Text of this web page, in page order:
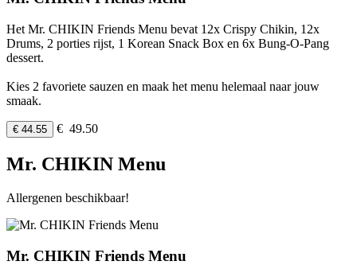
Het Mr. CHIKIN Friends Menu bevat 12x Crispy Chikin, 12x
Drums, 2 porties rijst, 1 Korean Snack Box en 6x Bung-O-Pang
dessert.
Kies 2 favoriete sauzen en maak het menu helemaal naar jouw
smaak.
€ 44.55 € 49.50
Mr. CHIKIN Menu
Allergenen beschikbaar!
Mr. CHIKIN Friends Menu